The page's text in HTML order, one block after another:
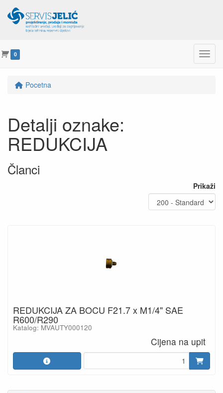
0 Menu
Pocetna
Detalji oznake:
REDUKCIJA
Članci
Prikaži
REDUKCIJA ZA BOCU F21.7 x M1/4" SAE
R600/R290
Katalog: MVAUTY000120
Cijena na upit